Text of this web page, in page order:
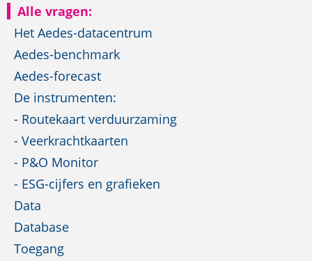
Alle vragen:
Het Aedes-datacentrum
Aedes-benchmark
Aedes-forecast
De instrumenten:
- Routekaart verduurzaming
- Veerkrachtkaarten
- P&O Monitor
- ESG-cijfers en grafieken
Data
Database
Toegang